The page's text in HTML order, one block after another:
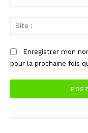
Enregistrer mon
pour la prochaine fois